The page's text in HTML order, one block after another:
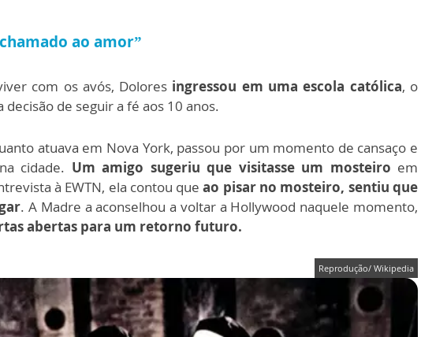
ao amor”
com os avós, Dolores ingressou em uma escola católica, o
de seguir a fé aos 10 anos.
atuava em Nova York, passou por um momento de cansaço e
cidade. Um amigo sugeriu que visitasse um mosteiro em
à EWTN, ela contou queao pisar no mosteiro, sentiu que
. A Madre a aconselhou a voltar a Hollywood naquele momento,
abertas para um retorno futuro.
Reprodução/ Wikipedia